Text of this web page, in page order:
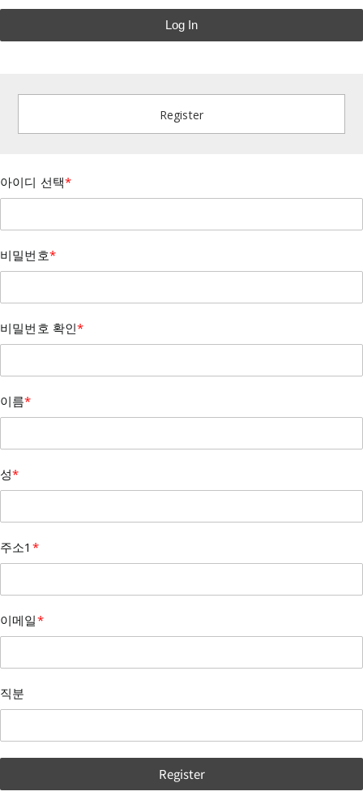
Log In
Register
아이디 선택*
비밀번호*
비밀번호 확인*
이름*
성*
주소1 *
이메일*
직분